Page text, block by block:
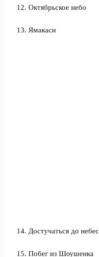
12. Октябрьское небо
13. Ямакаси
14. Достучаться до небес
15. Побег из Шоушенка